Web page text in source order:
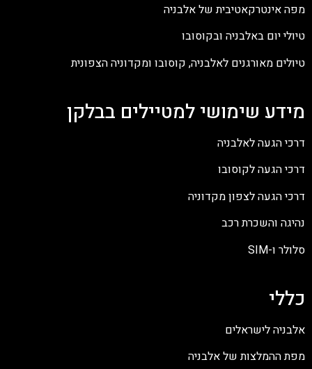
מפה אינטרקאטיבית של אלבניה
טיולי יום באלבניה ובקוסובו
טיולים מאורגנים לאלבניה, קוסובו ומקדוניה הצפונית
מידע שימושי למטיילים בבלקן
דרכי הגעה לאלבניה
דרכי הגעה לקוסובו
דרכי הגעה לצפון מקדוניה
נהיגה והשכרת רכב
סלולר ו-SIM
כללי
אלבניה לישראלים
מפת ההמלצות של אלבניה